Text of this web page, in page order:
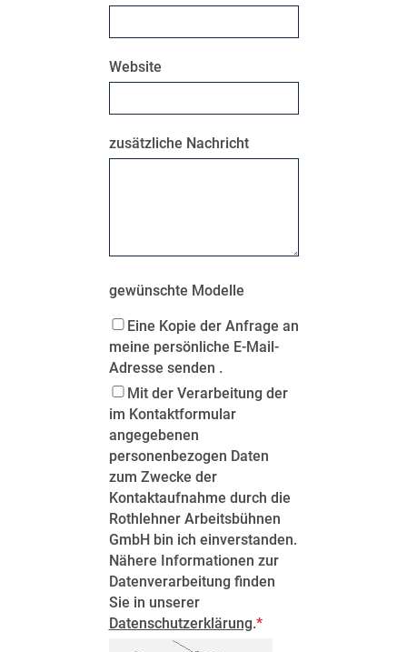
Website
zusätzliche Nachricht
gewünschte Modelle
Eine Kopie der Anfrage an
meine persönliche E-Mail-
Adresse senden .
Mit der Verarbeitung der
im Kontaktformular
angegebenen
personenbezogen Daten
zum Zwecke der
Kontaktaufnahme durch die
Rothlehner Arbeitsbühnen
GmbH bin ich einverstanden.
Nähere Informationen zur
Datenverarbeitung finden
Sie in unserer
Datenschutzerklärung.